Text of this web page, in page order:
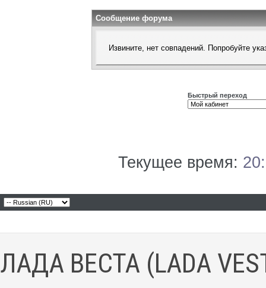
Сообщение форума
Извините, нет совпадений. Попробуйте
Быстрый переход
Текущее время:
ЛАДА ВЕСТА (LADA